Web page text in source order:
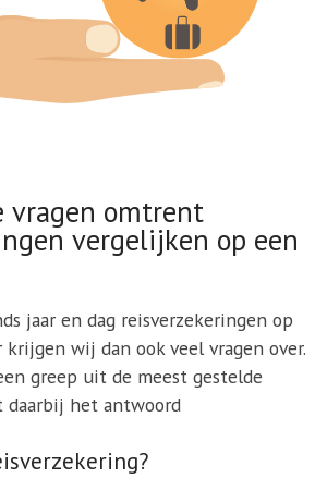
vragen omtrent
vergelijken op een
jaar en dag reisverzekeringen op
wij dan ook veel vragen over.
greep uit de meest gestelde
daarbij het antwoord